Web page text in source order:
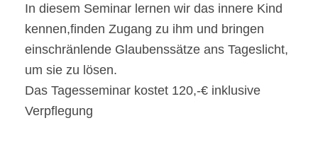
In diesem Seminar lernen wir das innere Kind
kennen,finden Zugang zu ihm und bringen
einschränlende Glaubenssätze ans Tageslicht,
um sie zu lösen.
Das Tagesseminar kostet 120,-€ inklusive
Verpflegung